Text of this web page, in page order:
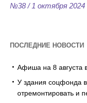
№38 / 1 октября 2024
ПОСЛЕДНИЕ НОВОСТИ
Афиша на 8 августа
У здания соцфонда
отремонтировать и